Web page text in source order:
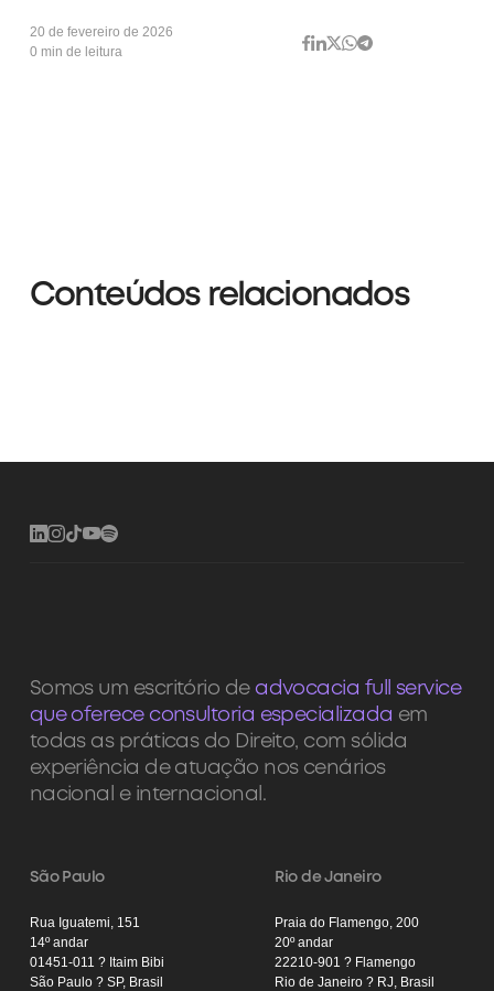
20 de fevereiro de 2026
0 min de leitura
Conteúdos relacionados
Somos um escritório de advocacia full service
que oferece consultoria especializada em
todas as práticas do Direito, com sólida
experiência de atuação nos cenários
nacional e internacional.
São Paulo
Rua Iguatemi, 151
14º andar
01451-011 ? Itaim Bibi
São Paulo ? SP, Brasil
Rio de Janeiro
Praia do Flamengo, 200
20º andar
22210-901 ? Flamengo
Rio de Janeiro ? RJ, Brasil